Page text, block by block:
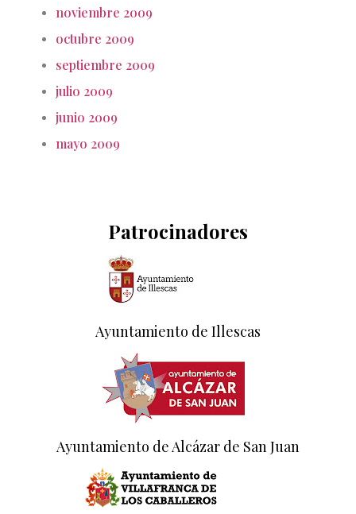
noviembre 2009
octubre 2009
septiembre 2009
julio 2009
junio 2009
mayo 2009
Patrocinadores
Ayuntamiento de Illescas
Ayuntamiento de Alcázar de San Juan